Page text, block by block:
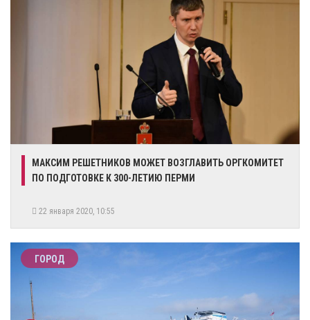
​МАКСИМ РЕШЕТНИКОВ МОЖЕТ ВОЗГЛАВИТЬ ОРГКОМИТЕТ
ПО ПОДГОТОВКЕ К 300-ЛЕТИЮ ПЕРМИ
22 января 2020, 10:55
ГОРОД